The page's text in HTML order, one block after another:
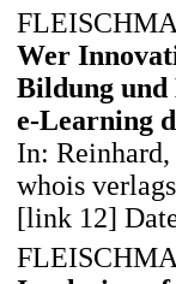
Wer
Bildung und
e-Learning
In:
whois
[link 12]